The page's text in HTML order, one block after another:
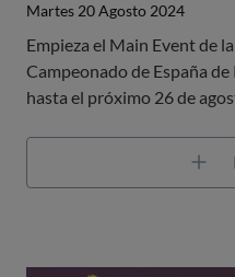
Martes 20 Agosto 2024
Empieza el Main Event de
Campeonado de España
hasta el próximo 26 de